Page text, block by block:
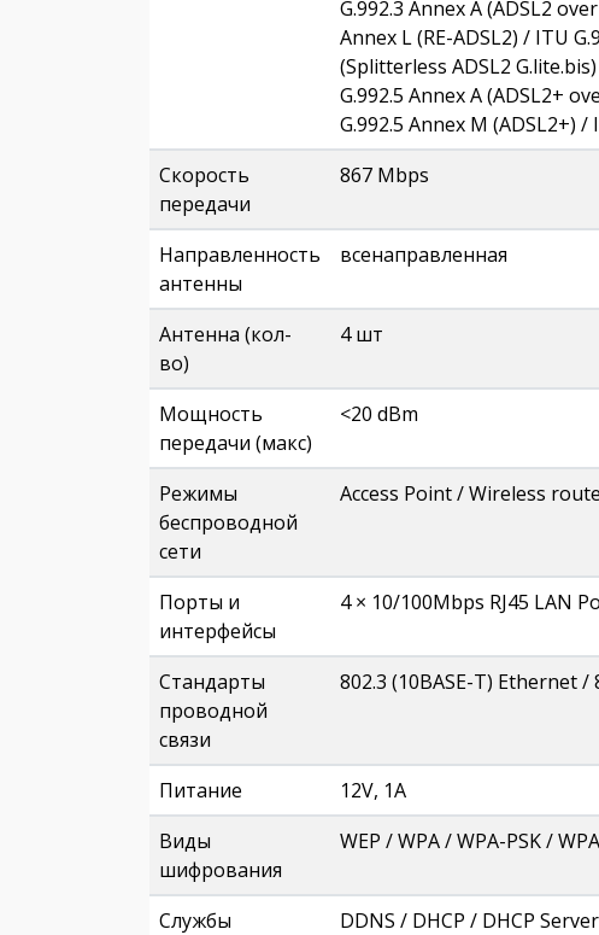
G.992.3 Annex A (ADSL2
Annex L (RE-ADSL2) / ITU
(Splitterless ADSL2
G.992.5 Annex A (ADSL2+
G.992.5 Annex M (ADSL2+) /
Скорость
передачи
867 Mbps
Направленность
антенны
всенаправленная
Антенна (кол-
во)
4 шт
Мощность
передачи (макс)
<20 dBm
Режимы
беспроводной
сети
Access Point / Wireless
Порты и
интерфейсы
4 × 10/100Mbps RJ45 LAN
Стандарты
проводной
связи
802.3 (10BASE-T) Ethernet
Питание
12V, 1A
Виды
шифрования
WEP / WPA / WPA-PSK /
Службы
DDNS / DHCP / DHCP